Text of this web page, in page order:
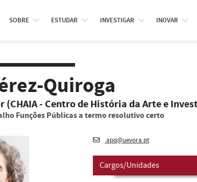
SOBRE ESTUDAR INVESTIGAR INOVAR
Quiroga
(CHAIA - Centro de História da Arte e
Funções Públicas a termo resolutivo certo
apq@uevora.pt
Cargos/Unidades